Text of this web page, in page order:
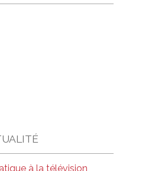
à la télévision